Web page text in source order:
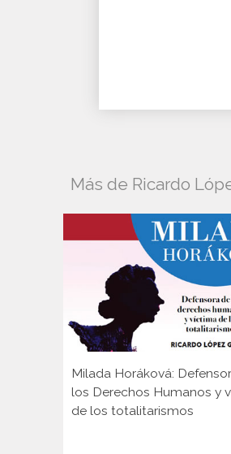
Más de Ricardo
Milada Horáková:
los Derechos Humanos y
de los totalitarismos